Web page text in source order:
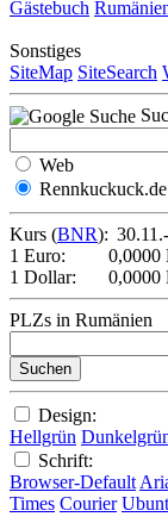
Gästebuch
Sonstiges
SiteMap SiteSearch
Web
Rennkuckuck.de
Kurs (BNR):
1 Euro:
0,0000
1 Dollar:
0,0000
PLZs in Rumänien
Design:
Hellgrün
Schrift:
Browser-Default
Times Courier